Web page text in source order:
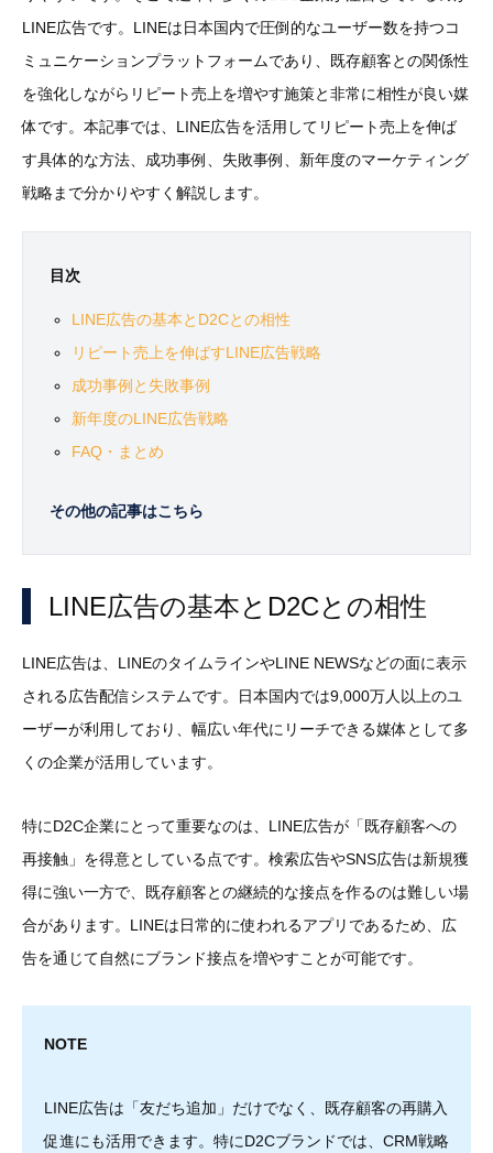
LINE広告です。LINEは日本国内で圧倒的なユーザー数を持つコ
ミュニケーションプラットフォームであり、既存顧客との関係性
を強化しながらリピート売上を増やす施策と非常に相性が良い媒
体です。本記事では、LINE広告を活用してリピート売上を伸ば
す具体的な方法、成功事例、失敗事例、新年度のマーケティング
戦略まで分かりやすく解説します。
目次
LINE広告の基本とD2Cとの相性
リピート売上を伸ばすLINE広告戦略
成功事例と失敗事例
新年度のLINE広告戦略
FAQ・まとめ
その他の記事はこちら
LINE広告の基本とD2Cとの相性
LINE広告は、LINEのタイムラインやLINE NEWSなどの面に表示
される広告配信システムです。日本国内では9,000万人以上のユ
ーザーが利用しており、幅広い年代にリーチできる媒体として多
くの企業が活用しています。
特にD2C企業にとって重要なのは、LINE広告が「既存顧客への
再接触」を得意としている点です。検索広告やSNS広告は新規獲
得に強い一方で、既存顧客との継続的な接点を作るのは難しい場
合があります。LINEは日常的に使われるアプリであるため、広
告を通じて自然にブランド接点を増やすことが可能です。
NOTE
LINE広告は「友だち追加」だけでなく、既存顧客の再購入
促進にも活用できます。特にD2Cブランドでは、CRM戦略